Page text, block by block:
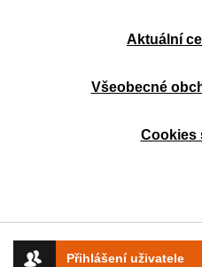
Přihlášení uživatele
Aktuální
Všeobecné
Cookies